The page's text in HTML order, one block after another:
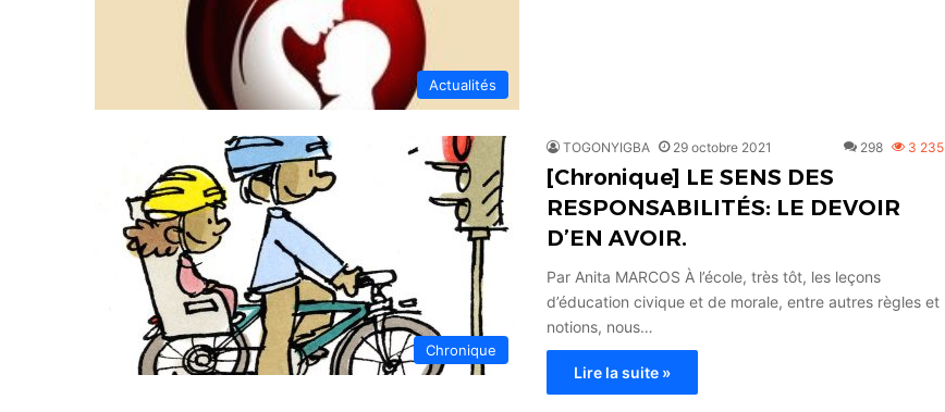
Actualités
Chronique
TOGONYIGBA 29 octobre 2021 298 3 235
[Chronique] LE SENS DES
RESPONSABILITÉS: LE DEVOIR
D’EN AVOIR.
Par Anita MARCOS À l’école, très tôt, les leçons
d’éducation civique et de morale, entre autres règles et
notions, nous…
Lire la suite »